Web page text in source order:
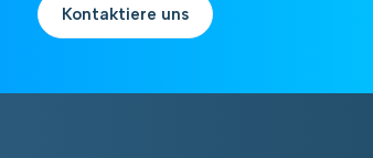
Kontaktiere uns